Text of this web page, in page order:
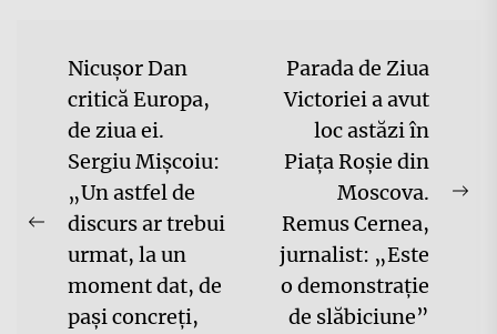
Navigare
articole
Previous
post:
Nicușor Dan
critică Europa,
de ziua ei.
Sergiu Mișcoiu:
„Un astfel de
discurs ar trebui
urmat, la un
moment dat, de
pași concreți,
Parada de Ziua
Victoriei a avut
loc astăzi în
Piața Roșie din
Moscova.
Remus Cernea,
jurnalist: „Este
o demonstrație
de slăbiciune”